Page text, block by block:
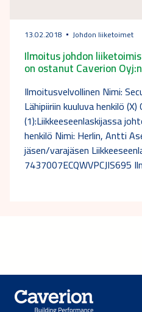
13.02.2018 Johdon liiketoimet
Ilmoitus johdon
on ostanut Caverion
Ilmoitusvelvollinen Nimi:
Lähipiiriin kuuluva henkilö (X)
(1):Liikkeeseenlaskijassa
henkilö Nimi: Herlin, Antti
jäsen/varajäsen
7437007ECQWVPCJIS695